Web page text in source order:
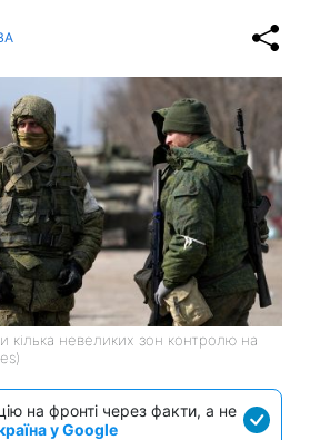
кілька невеликих зон контролю на
на фронті через факти, а не
у Google